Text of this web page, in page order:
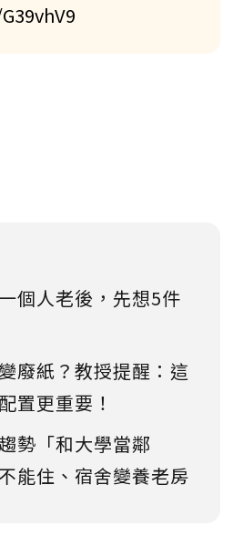
個人老後，先想5件
廢紙？教授提醒：這
置更重要！
勢「和大學當鄰
能住、宿舍變養老房